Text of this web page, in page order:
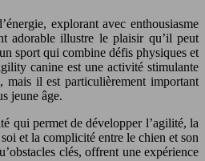
explorant avec enthousiasme
adorable illustre le plaisir qu’il peut
sport qui combine défis physiques et
canine est une activité stimulante
mais il est particulièrement important
jeune âge.
qui permet de développer l’agilité, la
et la complicité entre le chien et son
clés, offrent une expérience